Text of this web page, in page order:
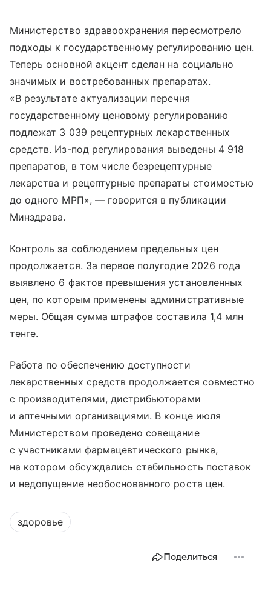
Министерство здравоохранения пересмотрело
подходы к государственному регулированию цен.
Теперь основной акцент сделан на социально
значимых и востребованных препаратах.
«В результате актуализации перечня
государственному ценовому регулированию
подлежат 3 039 рецептурных лекарственных
средств. Из-под регулирования выведены 4 918
препаратов, в том числе безрецептурные
лекарства и рецептурные препараты стоимостью
до одного МРП», — говорится в публикации
Минздрава.
Контроль за соблюдением предельных цен
продолжается. За первое полугодие 2026 года
выявлено 6 фактов превышения установленных
цен, по которым применены административные
меры. Общая сумма штрафов составила 1,4 млн
тенге.
Работа по обеспечению доступности
лекарственных средств продолжается совместно
с производителями, дистрибьюторами
и аптечными организациями. В конце июля
Министерством проведено совещание
с участниками фармацевтического рынка,
на котором обсуждались стабильность поставок
и недопущение необоснованного роста цен.
здоровье
Поделиться